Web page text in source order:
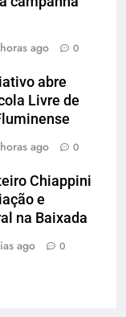
ago 0
abre
Livre de
ago 0
Chiappini
e
na Baixada
ago 0